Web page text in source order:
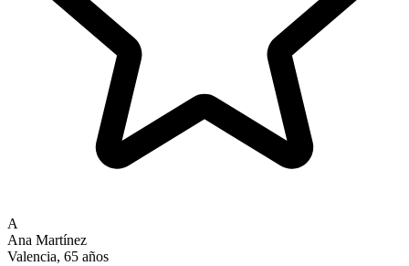
A
Ana Martínez
Valencia, 65 años